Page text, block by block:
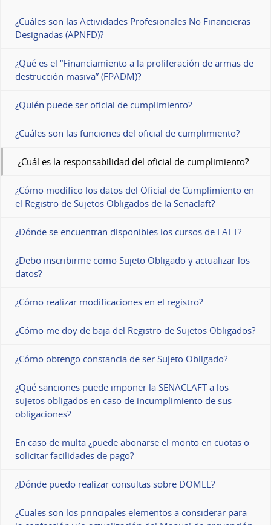
¿Cuáles son las Actividades Profesionales No Financieras
Designadas (APNFD)?
¿Qué es el “Financiamiento a la proliferación de armas de
destrucción masiva” (FPADM)?
¿Quién puede ser oficial de cumplimiento?
¿Cuáles son las funciones del oficial de cumplimiento?
¿Cuál es la responsabilidad del oficial de cumplimiento?
¿Cómo modifico los datos del Oficial de Cumplimiento en
el Registro de Sujetos Obligados de la Senaclaft?
¿Dónde se encuentran disponibles los cursos de LAFT?
¿Debo inscribirme como Sujeto Obligado y actualizar los
datos?
¿Cómo realizar modificaciones en el registro?
¿Cómo me doy de baja del Registro de Sujetos Obligados?
¿Cómo obtengo constancia de ser Sujeto Obligado?
¿Qué sanciones puede imponer la SENACLAFT a los
sujetos obligados en caso de incumplimiento de sus
obligaciones?
En caso de multa ¿puede abonarse el monto en cuotas o
solicitar facilidades de pago?
¿Dónde puedo realizar consultas sobre DOMEL?
¿Cuales son los principales elementos a considerar para